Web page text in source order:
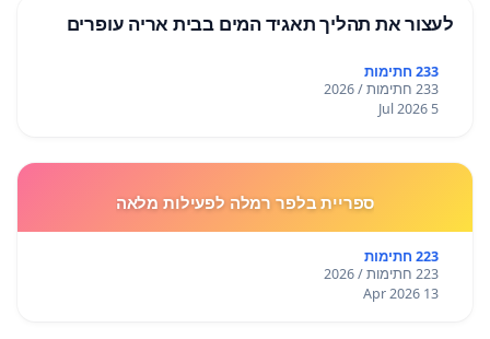
לעצור את תהליך תאגיד המים בבית אריה עופרים
233 חתימות
233 חתימות / 2026
5 Jul 2026
ספריית בלפר רמלה לפעילות מלאה
223 חתימות
223 חתימות / 2026
13 Apr 2026